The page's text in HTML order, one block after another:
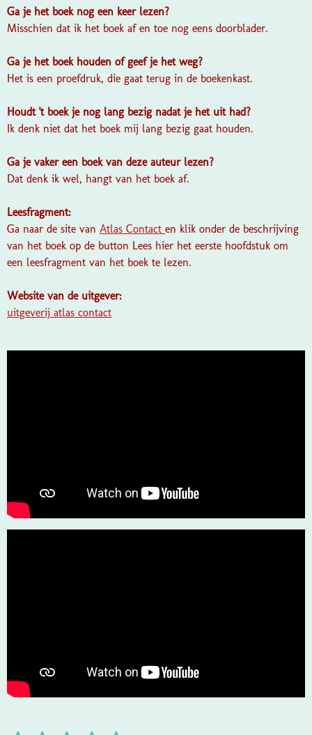
Ga je het boek nog een keer lezen?
Misschien dat ik het boek af en toe nog eens doorblader.
Ga je het boek houden of geef je het weg?
Het is een proefdruk, die gaat terug in de boekenkast.
Houdt 't boek je nog lang bezig nadat je het uit had?
Ik denk niet dat het boek mij lang bezig gaat houden.
Ga je vaker een boek van deze auteur lezen?
Dat denk ik wel, hangt van het boek af.
Leesfragment:
Ga naar de site van Atlas Contact en klik onder de beschrijving
van het boek op de button Lees hier het eerste hoofdstuk om
een leesfragment van het boek te lezen.
Website van de uitgever:
uitgeverij atlas contact